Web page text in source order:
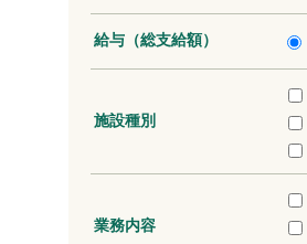
給与（総支給額）
施設種別
業務内容